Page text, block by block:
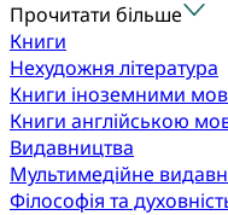
Прочитати більше
Книги
Нехудожня література
Книги іноземними
Книги англійською
Видавництва
Мультимедійне
Філософія та